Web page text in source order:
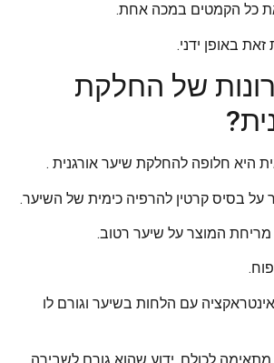
את כל הקמטים במכה אחת.
באופן ידני.
של החלקת
היא חלופה להחלקת שיער אורגנית .
על בסיס קרטין להרפיה כימית של השיער.
מריחת המוצר על שיער רטוב.
עם הלחות בשיער וגורם לו